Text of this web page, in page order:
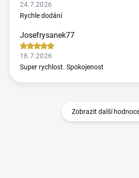
24.7.2026
Rychle dodání
Josefrysanek77
18.7.2026
Super rychlost. Spokojenost
Zobrazit další